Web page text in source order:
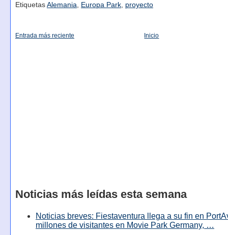
Etiquetas Alemania Europa Park, proyecto
Entrada más reciente Inicio
Noticias más leídas esta semana
Noticias breves: Fiestaventura llega a su fin en
millones de visitantes en Movie Park Germany, …